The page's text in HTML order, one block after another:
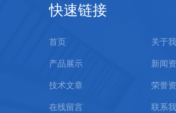
快速链接
首页 关于
产品展示 新闻
技术文章 荣誉
在线留言 联系